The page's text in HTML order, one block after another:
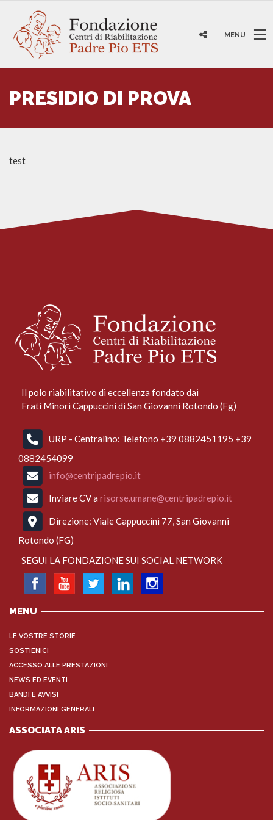
MENU
PRESIDIO DI PROVA
test
Il polo riabilitativo di eccellenza fondato dai
Frati Minori Cappuccini di San Giovanni Rotondo (Fg)
URP - Centralino: Telefono +39 0882451195 +39
0882454099
info@centripadrepio.it
Inviare CV a risorse.umane@centripadrepio.it
Direzione: Viale Cappuccini 77, San Giovanni
Rotondo (FG)
SEGUI LA FONDAZIONE SUI SOCIAL NETWORK
MENU
LE VOSTRE STORIE
SOSTIENICI
ACCESSO ALLE PRESTAZIONI
NEWS ED EVENTI
BANDI E AVVISI
INFORMAZIONI GENERALI
ASSOCIATA ARIS